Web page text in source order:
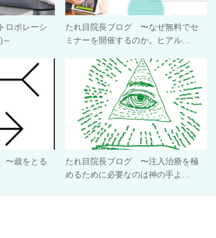
ロポレーシ
～
たれ目院長ブログ 〜なぜ無料でセ
ミナーを開催するのか。ヒアル…
〜歳をとる
たれ目院長ブログ 〜注入治療を極
めるために必要なのは神の手よ…